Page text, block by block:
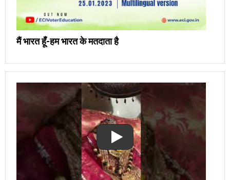
मैं भारत हूँ-हम भारत के मतदाता है